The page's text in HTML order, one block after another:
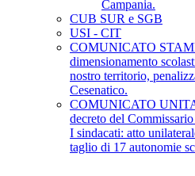
Campania.
CUB SUR e SGB
USI - CIT
COMUNICATO
dimensionamento
nostro territorio,
Cesenatico.
COMUNICATO
decreto del
I sindacati: atto
taglio di 17 autonomie